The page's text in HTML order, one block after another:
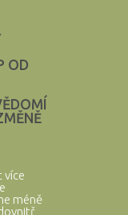
OD
více
méně